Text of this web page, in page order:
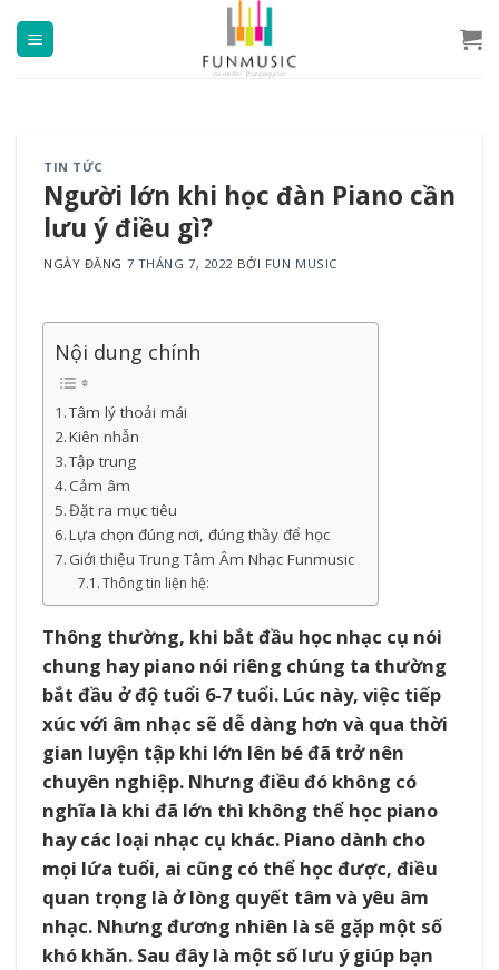
đến
TIN TỨC
Người lớn khi học đàn Piano cần
lưu ý điều gì?
NGÀY ĐĂNG 7 THÁNG 7, 2022 BỞI FUN MUSIC
Nội dung chính
Tâm lý thoải mái
Kiên nhẫn
Tập trung
Cảm âm
Đặt ra mục tiêu
Lựa chọn đúng nơi, đúng thầy để học
Giới thiệu Trung Tâm Âm Nhạc Funmusic
Thông tin liện hệ:
Thông thường, khi bắt đầu học nhạc cụ nói
chung hay piano nói riêng chúng ta thường
bắt đầu ở độ tuổi 6-7 tuổi. Lúc này, việc tiếp
xúc với âm nhạc sẽ dễ dàng hơn và qua thời
gian luyện tập khi lớn lên bé đã trở nên
chuyên nghiệp. Nhưng điều đó không có
nghĩa là khi đã lớn thì không thể học piano
hay các loại nhạc cụ khác. Piano dành cho
mọi lứa tuổi, ai cũng có thể học được, điều
quan trọng là ở lòng quyết tâm và yêu âm
nhạc. Nhưng đương nhiên là sẽ gặp một số
khó khăn. Sau đây là một số lưu ý giúp bạn